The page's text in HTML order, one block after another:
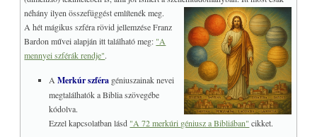
néhány ilyen összefüggést említenék meg.
A hét mágikus szféra rövid jellemzése Franz
Bardon művei alapján itt található meg: "A
mennyei szférák rendje".
AMerkúr szféra géniuszainak nevei
megtalálhatók a Biblia szövegébe
kódolva.
Ezzel kapcsolatban lásd "A 72 merkúri géniusz a Bibliában" cikket.